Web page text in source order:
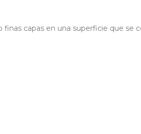
capas en una superficie que se